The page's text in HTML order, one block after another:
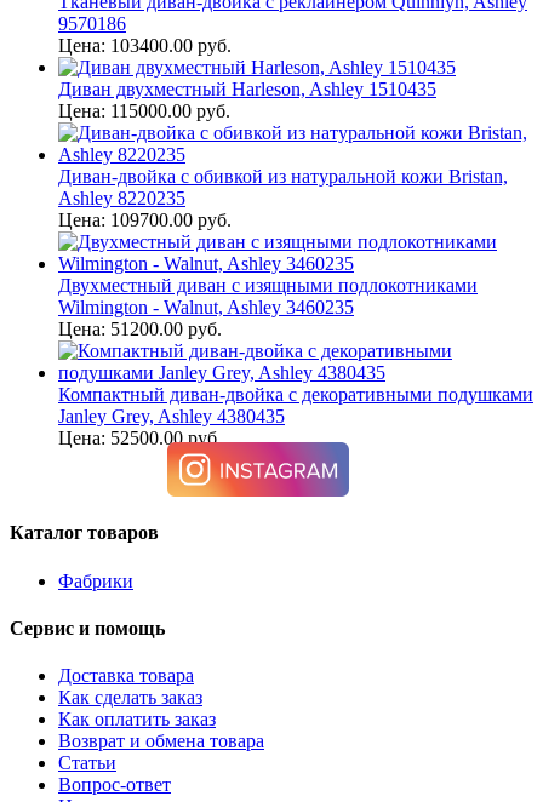
9570186
Цена: 103400.00 руб.
Диван двухместный Harleson, Ashley 1510435
Цена: 115000.00 руб.
Диван-двойка с обивкой из натуральной кожи Bristan,
Ashley 8220235
Цена: 109700.00 руб.
Двухместный диван с изящными подлокотниками
Wilmington - Walnut, Ashley 3460235
Цена: 51200.00 руб.
Компактный диван-двойка с декоративными подушками
Janley Grey, Ashley 4380435
Цена: 52500.00 руб.
Каталог товаров
Фабрики
Сервис и помощь
Доставка товара
Как сделать заказ
Как оплатить заказ
Возврат и обмена товара
Статьи
Вопрос-ответ